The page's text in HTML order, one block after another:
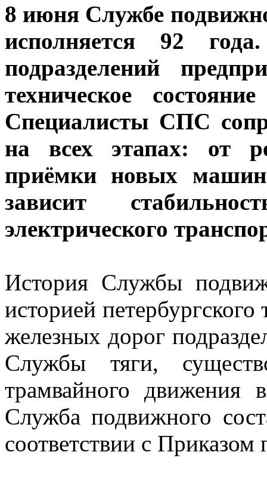
8 июня Службе
исполняется 92
подразделений
техническое
Специалисты СПС
на всех этапах: от
приёмки новых
зависит
электрического
История Службы
историей
железных дорог
Службы тяги,
трамвайного движения
Служба подвижного
соответствии с